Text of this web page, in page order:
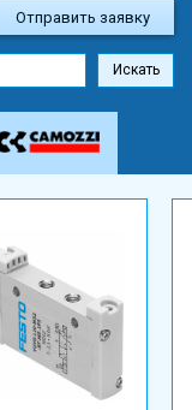
Искать
Отправить заявку